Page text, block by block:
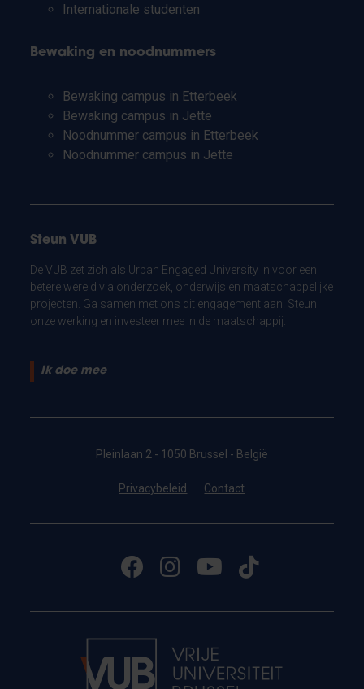
Internationale studenten
Bewaking en noodnummers
Bewaking campus in Etterbeek
Bewaking campus in Jette
Noodnummer campus in Etterbeek
Noodnummer campus in Jette
Steun VUB
De VUB zet zich als Urban Engaged University in voor een
betere wereld via onderzoek, onderwijs en maatschappelijke
projecten. Ga samen met ons dit engagement aan. Steun
onze werking en investeer mee in de maatschappij.
Ik doe mee
Pleinlaan 2 - 1050 Brussel - België
Privacybeleid Contact